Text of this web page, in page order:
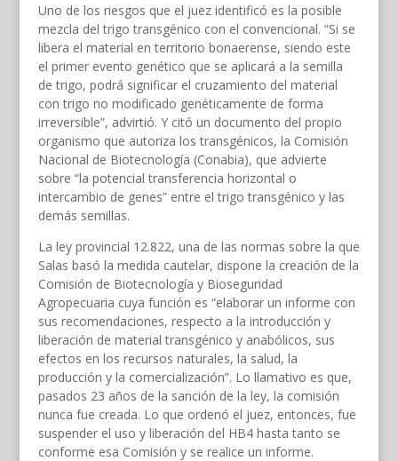
Uno de los riesgos que el juez identificó es la posible
mezcla del trigo transgénico con el convencional. “Si se
libera el material en territorio bonaerense, siendo este
el primer evento genético que se aplicará a la semilla
de trigo, podrá significar el cruzamiento del material
con trigo no modificado genéticamente de forma
irreversible”, advirtió. Y citó un documento del propio
organismo que autoriza los transgénicos, la Comisión
Nacional de Biotecnología (Conabia), que advierte
sobre “la potencial transferencia horizontal o
intercambio de genes” entre el trigo transgénico y las
demás semillas.
La ley provincial 12.822, una de las normas sobre la que
Salas basó la medida cautelar, dispone la creación de la
Comisión de Biotecnología y Bioseguridad
Agropecuaria cuya función es “elaborar un informe con
sus recomendaciones, respecto a la introducción y
liberación de material transgénico y anabólicos, sus
efectos en los recursos naturales, la salud, la
producción y la comercialización”. Lo llamativo es que,
pasados 23 años de la sanción de la ley, la comisión
nunca fue creada. Lo que ordenó el juez, entonces, fue
suspender el uso y liberación del HB4 hasta tanto se
conforme esa Comisión y se realice un informe.